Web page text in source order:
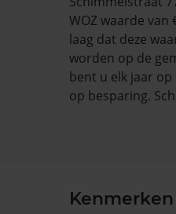
WOZ waarde van
laag dat deze
worden op de
bent u elk jaar op
op besparing.
Kenmerken